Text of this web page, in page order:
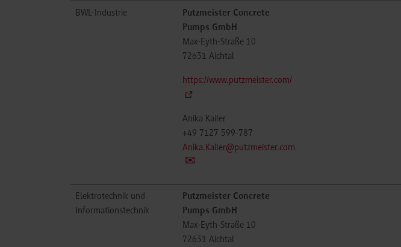
BWL-Industrie
Putzmeister Concrete
Pumps GmbH
Max-Eyth-Straße 10
72631 Aichtal
https://www.putzmeister.com/
Anika Kailer
+49 7127 599-787
Anika.Kailer@putzmeister.com
Elektrotechnik und
Informationstechnik
Putzmeister Concrete
Pumps GmbH
Max-Eyth-Straße 10
72631 Aichtal